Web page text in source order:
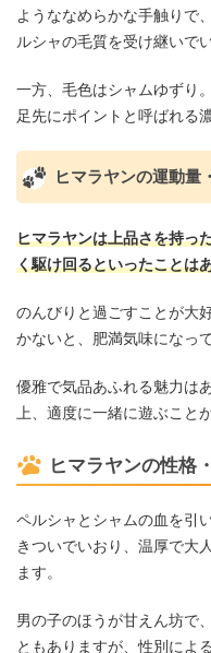
ようななめらかな手触りで
ルシャの毛質を受け継いで
一方、毛色はシャムゆずり
足先にポイントと呼ばれる
ヒマラヤンの運動量
ヒマラヤンは上品さを持っ
く駆け回るといったことは
のんびりと過ごすことが大
かないと、肥満気味になっ
優雅で気品あふれる魅力は
上、適度に一緒に遊ぶこと
ヒマラヤンの性格
ペルシャとシャムの血を引
きついでいおり、温厚で大
ます。
男の子のほうが甘えん坊で
ともありますが、性別によ